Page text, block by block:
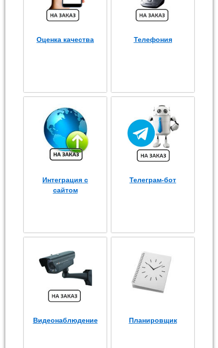
Оценка качества Телефония
Интеграция с
сайтом
Телеграм-бот
Видеонаблюдение Планировщик